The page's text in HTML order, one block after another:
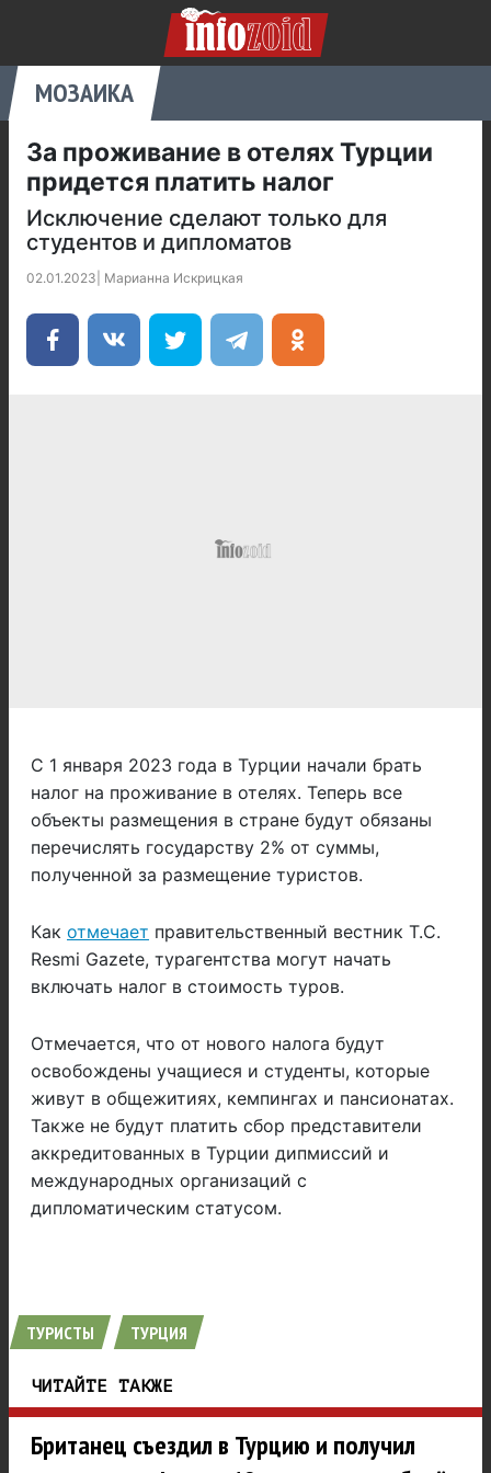
МОЗАИКА
За проживание в отелях Турции
придется платить налог
Исключение сделают только для
студентов и дипломатов
02.01.2023 Марианна Искрицкая
С 1 января 2023 года в Турции начали брать
налог на проживание в отелях. Теперь все
объекты размещения в стране будут обязаны
перечислять государству 2% от суммы,
полученной за размещение туристов.
Как отмечает правительственный вестник T.C.
Resmi Gazete, турагентства могут начать
включать налог в стоимость туров.
Отмечается, что от нового налога будут
освобождены учащиеся и студенты, которые
живут в общежитиях, кемпингах и пансионатах.
Также не будут платить сбор представители
аккредитованных в Турции дипмиссий и
международных организаций с
дипломатическим статусом.
ТУРИСТЫ ТУРЦИЯ
ЧИТАЙТЕ ТАКЖЕ
Британец съездил в Турцию и получил